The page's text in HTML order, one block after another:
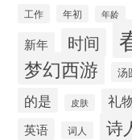
工作 年初 年龄
新年 时间
梦幻西游 汤
的是 皮肤 礼
英语 词人 诗